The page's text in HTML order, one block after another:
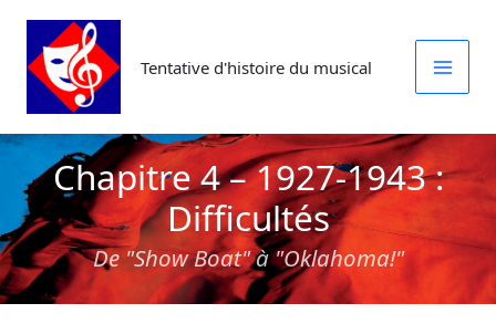
Aller
contenu
Tentative d'histoire du musical
Chapitre 4 – 1927-1943 :
Difficultés
De "Show Boat" à "Oklahoma!"